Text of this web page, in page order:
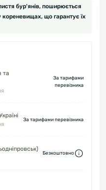
бур'янів, поширюється
кореневищах, що гарантує їх
та
За тарифами
перевізника
За тарифами перевізника
Безкоштовно